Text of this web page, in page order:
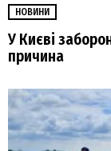
НОВИНИ
У Києві
причина